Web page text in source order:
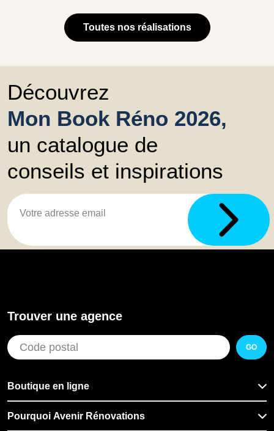
Toutes nos réalisations
Découvrez
Mon Book Réno 2026,
un catalogue de
conseils et inspirations
Trouver une agence
GO
Boutique en ligne
Pourquoi Avenir Rénovations